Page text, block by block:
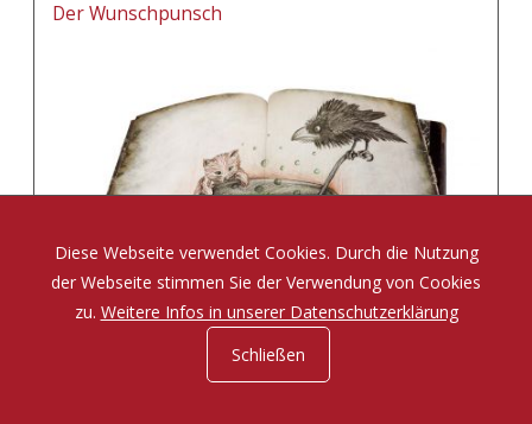
Der Wunschpunsch
Eine Zauberposse von Michael Ende
Diese Webseite verwendet Cookies. Durch die Nutzung
der Webseite stimmen Sie der Verwendung von Cookies
zu. Weitere Infos in unserer Datenschutzerklärung
Schließen